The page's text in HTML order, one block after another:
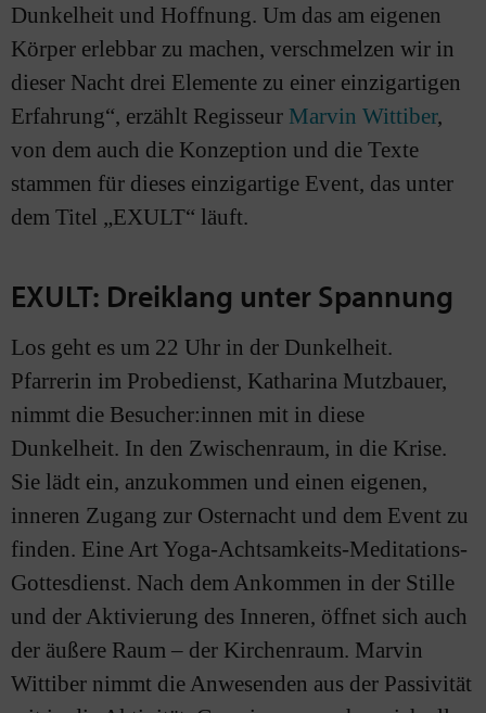
Dunkelheit und Hoffnung. Um das am eigenen
Körper erlebbar zu machen, verschmelzen wir in
dieser Nacht drei Elemente zu einer einzigartigen
Erfahrung“, erzählt Regisseur Marvin Wittiber,
von dem auch die Konzeption und die Texte
stammen für dieses einzigartige Event, das unter
dem Titel „EXULT“ läuft.
EXULT: Dreiklang unter Spannung
Los geht es um 22 Uhr in der Dunkelheit.
Pfarrerin im Probedienst, Katharina Mutzbauer,
nimmt die Besucher:innen mit in diese
Dunkelheit. In den Zwischenraum, in die Krise.
Sie lädt ein, anzukommen und einen eigenen,
inneren Zugang zur Osternacht und dem Event zu
finden. Eine Art Yoga-Achtsamkeits-Meditations-
Gottesdienst. Nach dem Ankommen in der Stille
und der Aktivierung des Inneren, öffnet sich auch
der äußere Raum – der Kirchenraum. Marvin
Wittiber nimmt die Anwesenden aus der Passivität